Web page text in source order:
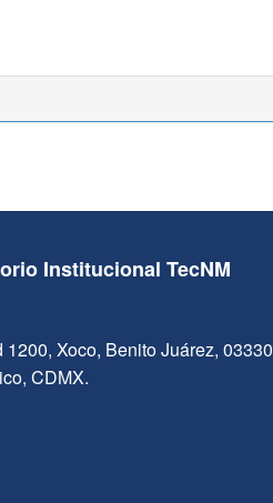
Institucional TecNM
Xoco, Benito Juárez, 03330
CDMX.